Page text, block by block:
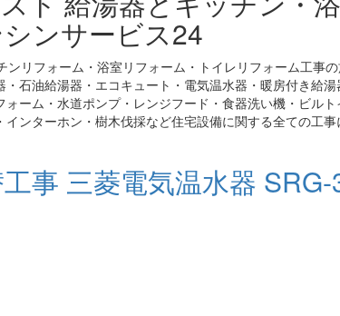
ンサービス24
リフォーム・浴室リフォーム・トイレリフォーム工事
石油給湯器・エコキュート・電気温水器・暖房付き給
ーム・水道ポンプ・レンジフード・食器洗い機・ビル
ンターホン・樹木伐採など住宅設備に関する全ての工事
事 三菱電気温水器